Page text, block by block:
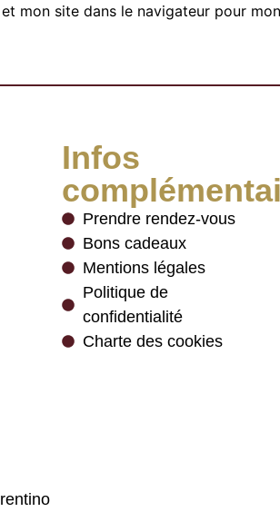
mon site dans le navigateur pour
Infos
Prendre rendez-vous
Bons cadeaux
Mentions légales
Politique de
confidentialité
Charte des cookies